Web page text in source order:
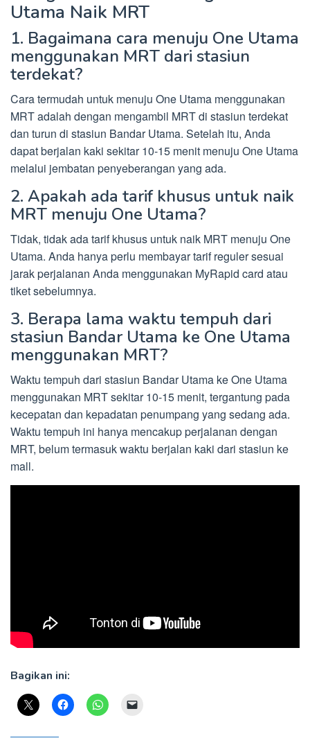
Utama Naik MRT
1. Bagaimana cara menuju One Utama
menggunakan MRT dari stasiun
terdekat?
Cara termudah untuk menuju One Utama menggunakan
MRT adalah dengan mengambil MRT di stasiun terdekat
dan turun di stasiun Bandar Utama. Setelah itu, Anda
dapat berjalan kaki sekitar 10-15 menit menuju One Utama
melalui jembatan penyeberangan yang ada.
2. Apakah ada tarif khusus untuk naik
MRT menuju One Utama?
Tidak, tidak ada tarif khusus untuk naik MRT menuju One
Utama. Anda hanya perlu membayar tarif reguler sesuai
jarak perjalanan Anda menggunakan MyRapid card atau
tiket sebelumnya.
3. Berapa lama waktu tempuh dari
stasiun Bandar Utama ke One Utama
menggunakan MRT?
Waktu tempuh dari stasiun Bandar Utama ke One Utama
menggunakan MRT sekitar 10-15 menit, tergantung pada
kecepatan dan kepadatan penumpang yang sedang ada.
Waktu tempuh ini hanya mencakup perjalanan dengan
MRT, belum termasuk waktu berjalan kaki dari stasiun ke
mall.
Bagikan ini: